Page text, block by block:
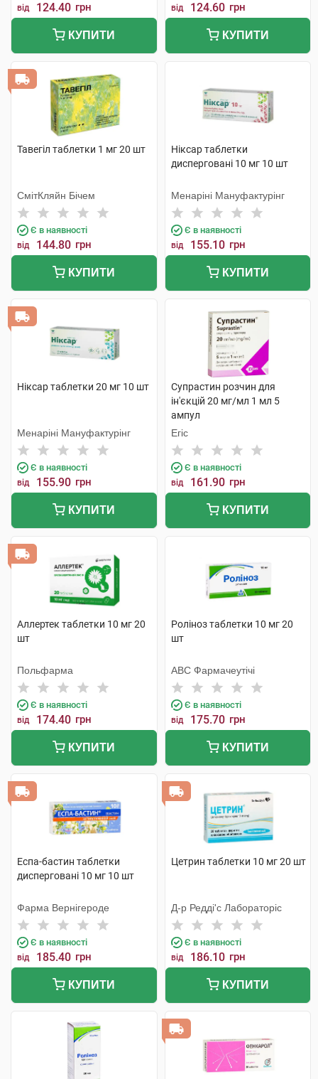
від 124.40 грн
КУПИТИ
від 124.60 грн
КУПИТИ
Тавегіл таблетки 1 мг 20 шт
СмітКляйн Бічем
Є в наявності
від 144.80 грн
КУПИТИ
Ніксар таблетки
дисперговані 10 мг 10 шт
Менаріні Мануфактурінг
Є в наявності
від 155.10 грн
КУПИТИ
Ніксар таблетки 20 мг 10 шт
Менаріні Мануфактурінг
Є в наявності
від 155.90 грн
КУПИТИ
Супрастин розчин для
ін'єкцій 20 мг/мл 1 мл 5
ампул
Егіс
Є в наявності
від 161.90 грн
КУПИТИ
Аллертек таблетки 10 мг 20
шт
Польфарма
Є в наявності
від 174.40 грн
КУПИТИ
Роліноз таблетки 10 мг 20
шт
АВС Фармачеутічі
Є в наявності
від 175.70 грн
КУПИТИ
Еспа-бастин таблетки
дисперговані 10 мг 10 шт
Фарма Вернігероде
Є в наявності
від 185.40 грн
КУПИТИ
Цетрин таблетки 10 мг 20 шт
Д-р Редді'с Лабораторіс
Є в наявності
від 186.10 грн
КУПИТИ